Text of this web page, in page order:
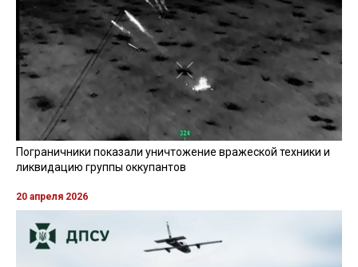
Пограничники показали уничтожение вражеской техники и
ликвидацию группы оккупантов
20 апреля 2026